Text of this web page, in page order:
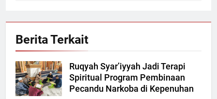
Berita Terkait
Ruqyah Syar’iyyah Jadi Terapi
Spiritual Program Pembinaan
Pecandu Narkoba di Kepenuhan